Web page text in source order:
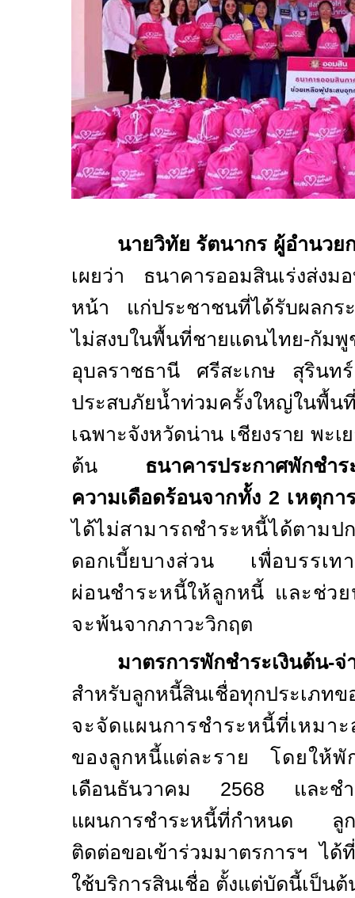
นายวิทัย รัตนากร ผู้อำนวย
เผยว่า ธนาคารออมสินเร่งส่งม
หน้า แก่ประชาชนที่ได้รับผลกร
ไม่สงบในพื้นที่ชายแดนไทย-กั
อุบลราชธานี ศรีสะเกษ สุรินท
ประสบภัยน้ำท่วมครั้งใหญ่ในพื้น
เฉพาะจังหวัดน่าน เชียงราย พะ
ต้น ธนาคารประกาศพักชำ
ความเดือดร้อนจากทั้ง 2 เหตุก
ได้ไม่สามารถชำระหนี้ได้ตาม
ดอกเบี้ยบางส่วน เพื่อบรรเทา
ผ่อนชำระหนี้ให้ลูกหนี้ และช่ว
จะพ้นจากภาวะวิกฤต
มาตรการพักชำระเงินต้น-จ่
สำหรับลูกหนี้สินเชื่อทุกประเภท
จะจัดแผนการชำระหนี้ที่เหมา
ของลูกหนี้แต่ละราย โดยให้พั
เดือนธันวาคม 2568 และชำร
แผนการชำระหนี้ที่กำหนด ลูก
ติดต่อขอเข้าร่วมมาตรการฯ ได้
ใช้บริการสินเชื่อ ตั้งแต่บัดนี้เป็นต้